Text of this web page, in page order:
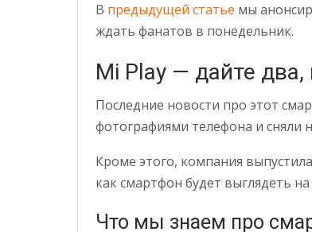
В предыдущей статье мы
ждать фанатов в понедельник.
Mi Play — дайте два,
Последние новости про этот
фотографиями телефона и сняли
Кроме этого, компания
как смартфон будет выглядеть
Что мы знаем про